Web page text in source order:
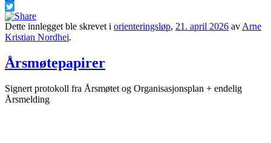
Facebook
Twitter
Dette innlegget ble skrevet i orienteringsløp, 21. april 2026 av Arne
Kristian Nordhei.
Årsmøtepapirer
Signert protokoll fra Årsmøtet og Organisasjonsplan + endelig
Årsmelding